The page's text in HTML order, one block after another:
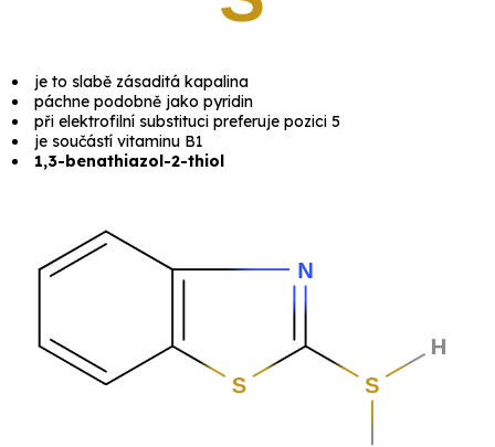
je to slabě zásaditá kapalina
páchne podobně jako pyridin
při elektrofilní substituci preferuje pozici 5
je součástí vitaminu B1
1,3-benathiazol-2-thiol